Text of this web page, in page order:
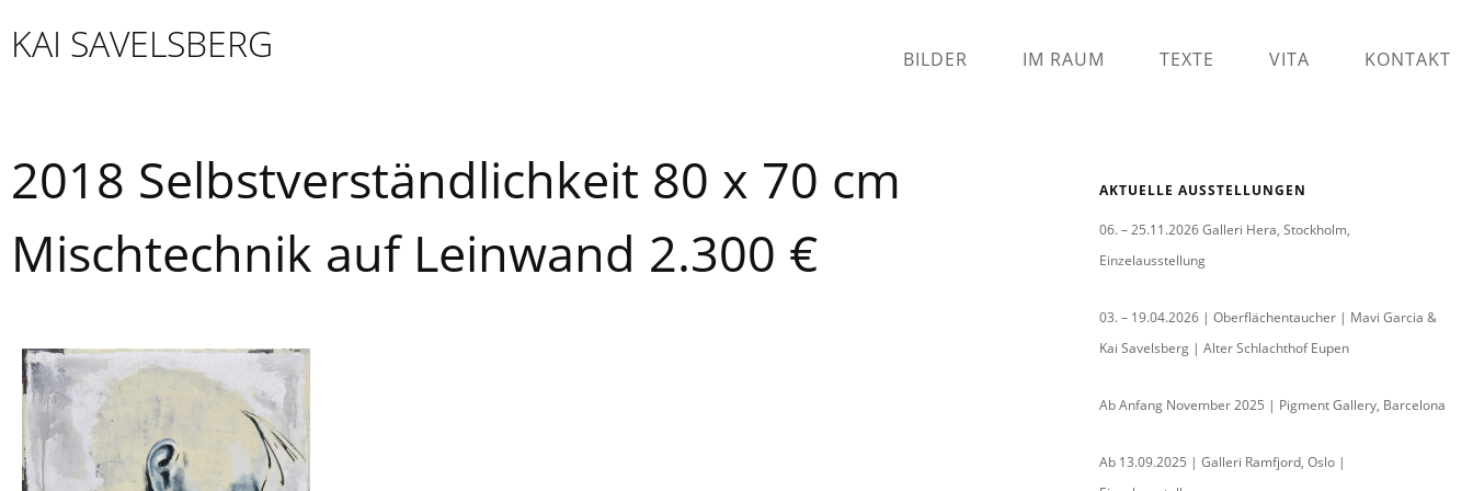
to
content
KAI SAVELSBERG BILDER IM RAUM TEXTE VITA KONTAKT
2018 Selbstverständlichkeit 80 x 70 cm
Mischtechnik auf Leinwand 2.300 €
AKTUELLE AUSSTELLUNGEN
06. – 25.11.2026 Galleri Hera, Stockholm,
Einzelausstellung
03. – 19.04.2026 | Oberflächentaucher | Mavi Garcia &
Kai Savelsberg | Alter Schlachthof Eupen
Ab Anfang November 2025 | Pigment Gallery, Barcelona
Ab 13.09.2025 | Galleri Ramfjord, Oslo |